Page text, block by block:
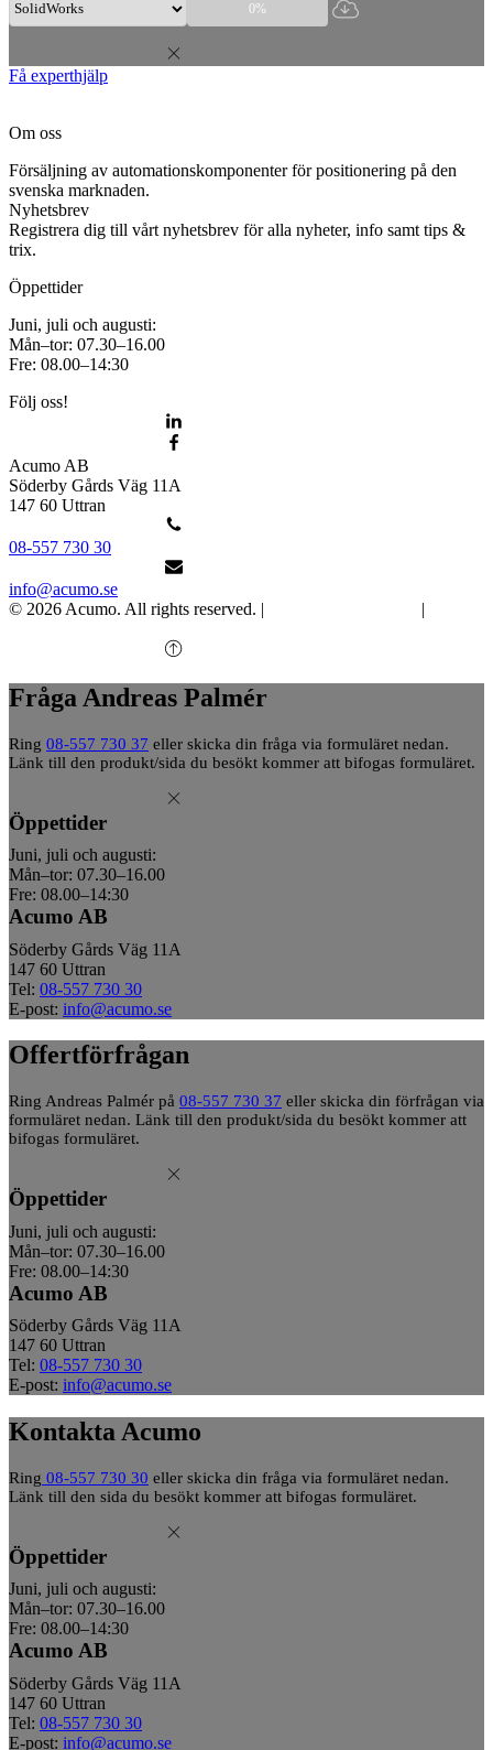
0%
Få experthjälp
Om oss
Försäljning av automationskomponenter för positionering på den
svenska marknaden.
Nyhetsbrev
Registrera dig till vårt nyhetsbrev för alla nyheter, info samt tips &
trix.
Öppettider
Juni, juli och augusti:
Mån–tor: 07.30–16.00
Fre: 08.00–14:30
Följ oss!
Acumo AB
Söderby Gårds Väg 11A
147 60 Uttran
08-557 730 30
info@acumo.se
© 2026 Acumo. All rights reserved. |
|
Fråga Andreas Palmér
Ring 08-557 730 37 eller skicka din fråga via formuläret nedan.
Länk till den produkt/sida du besökt kommer att bifogas formuläret.
Öppettider
Juni, juli och augusti:
Mån–tor: 07.30–16.00
Fre: 08.00–14:30
Acumo AB
Söderby Gårds Väg 11A
147 60 Uttran
Tel: 08-557 730 30
E-post: info@acumo.se
Offertförfrågan
Ring Andreas Palmér på 08-557 730 37 eller skicka din förfrågan via
formuläret nedan. Länk till den produkt/sida du besökt kommer att
bifogas formuläret.
Öppettider
Juni, juli och augusti:
Mån–tor: 07.30–16.00
Fre: 08.00–14:30
Acumo AB
Söderby Gårds Väg 11A
147 60 Uttran
Tel: 08-557 730 30
E-post: info@acumo.se
Kontakta Acumo
Ring 08-557 730 30 eller skicka din fråga via formuläret nedan.
Länk till den sida du besökt kommer att bifogas formuläret.
Öppettider
Juni, juli och augusti:
Mån–tor: 07.30–16.00
Fre: 08.00–14:30
Acumo AB
Söderby Gårds Väg 11A
147 60 Uttran
Tel: 08-557 730 30
E-post: info@acumo.se